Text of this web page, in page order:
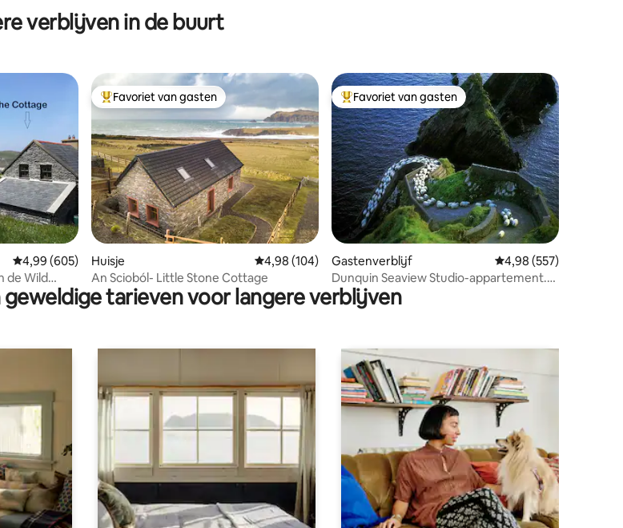
verblijven in de buurt
recensies
Gemiddelde beoordeling van 4,99 op 5, 605 recensies
4,99 (605)
Topfavoriet van gasten
Favoriet van gasten
Huisje Gemiddelde beoordeling van 4,98 op 5, 104 recensies
4,98 (104)
An Scioból- Little Stone Cottage
Topfavoriet van gasten
Favoriet van gasten
Gastenverblijf Gemiddelde
4,98 (557)
Dunquin Seaview Studio-appartement.
Dingle Peninsula
tarieven voor langere verblijven